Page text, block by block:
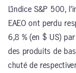
L’indice S&P 500,
EAEO ont perdu
6,8 % (en $ US)
des produits de
chuté de